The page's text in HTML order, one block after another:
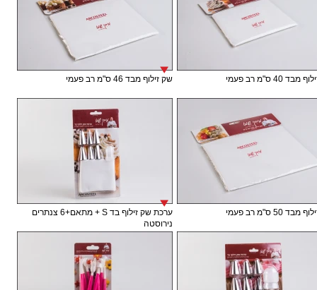
40 ס"מ רב פעמי שק זילוף מבד 46 ס"מ רב פעמי
50 ס"מ רב פעמי
ערכת שק זילוף בד S + מתאם+6 צנתרים
נירוסטה